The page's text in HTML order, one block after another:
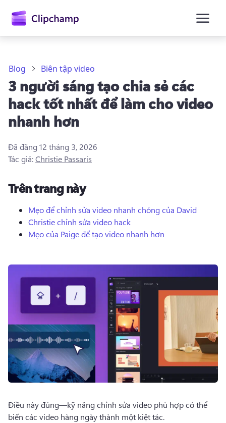
dung
chính
Đăng nhập
Dùng thử miễn phí
Blog Biên tập video
3 người sáng tạo chia sẻ các
hack tốt nhất để làm cho video
nhanh hơn
Đã đăng 12 tháng 3, 2026
Tác giả:Christie Passaris
Trên trang này
Mẹo để chỉnh sửa video nhanh chóng của David
Christie chỉnh sửa video hack
Mẹo của Paige để tạo video nhanh hơn
Điều này đúng—kỹ năng chỉnh sửa video phù hợp có thể
biến các video hàng ngày thành một kiệt tác.